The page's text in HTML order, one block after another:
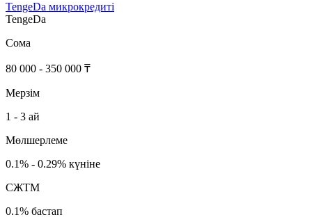
TengeDa микрокредиті
TengeDa
Сома
80 000 - 350 000 ₸
Мерзім
1 - 3 ай
Мөлшерлеме
0.1% - 0.29% күніне
СЖТМ
0.1% бастап